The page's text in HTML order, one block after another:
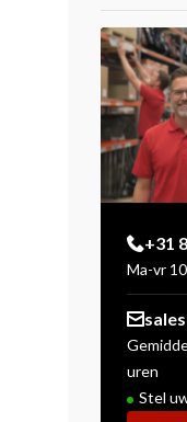
+31
Ma-vr
uren
Stel